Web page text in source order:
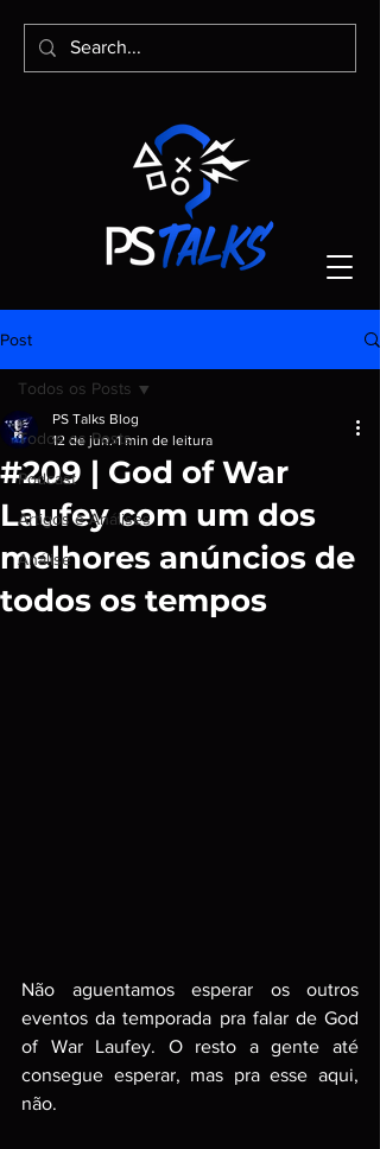
Post
Todos os Posts
Podcast
Artigos e Análises
Análise
Todos os Posts
#209 | God of War
Laufey com um dos
melhores anúncios de
todos os tempos
PS Talks Blog
12 de jun. 1 min de leitura
Não aguentamos esperar os outros
eventos da temporada pra falar de God
of War Laufey. O resto a gente até
consegue esperar, mas pra esse aqui,
não.